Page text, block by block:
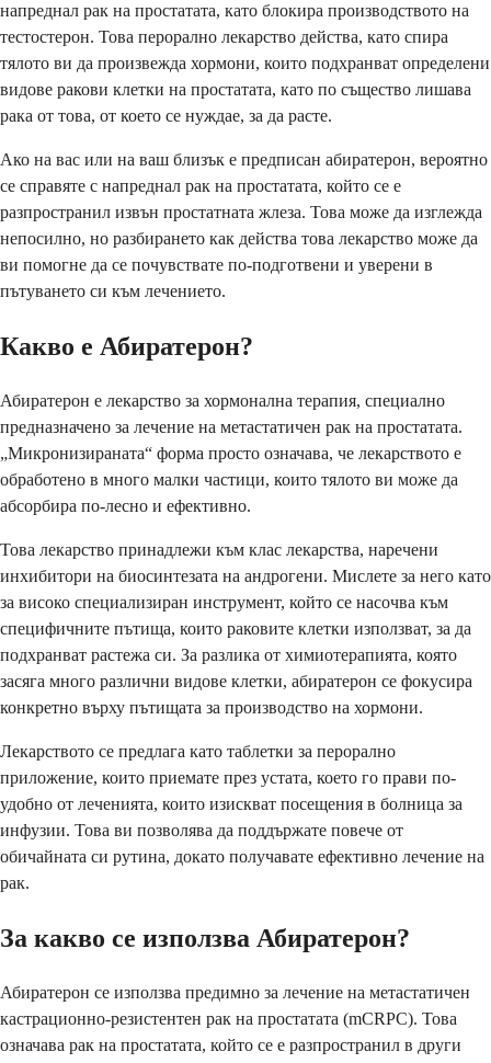
напреднал рак на простатата, като блокира производството на
тестостерон. Това перорално лекарство действа, като спира
тялото ви да произвежда хормони, които подхранват определени
видове ракови клетки на простатата, като по същество лишава
рака от това, от което се нуждае, за да расте.
Ако на вас или на ваш близък е предписан абиратерон, вероятно
се справяте с напреднал рак на простатата, който се е
разпространил извън простатната жлеза. Това може да изглежда
непосилно, но разбирането как действа това лекарство може да
ви помогне да се почувствате по-подготвени и уверени в
пътуването си към лечението.
Какво е Абиратерон?
Абиратерон е лекарство за хормонална терапия, специално
предназначено за лечение на метастатичен рак на простатата.
„Микронизираната“ форма просто означава, че лекарството е
обработено в много малки частици, които тялото ви може да
абсорбира по-лесно и ефективно.
Това лекарство принадлежи към клас лекарства, наречени
инхибитори на биосинтезата на андрогени. Мислете за него като
за високо специализиран инструмент, който се насочва към
специфичните пътища, които раковите клетки използват, за да
подхранват растежа си. За разлика от химиотерапията, която
засяга много различни видове клетки, абиратерон се фокусира
конкретно върху пътищата за производство на хормони.
Лекарството се предлага като таблетки за перорално
приложение, които приемате през устата, което го прави по-
удобно от леченията, които изискват посещения в болница за
инфузии. Това ви позволява да поддържате повече от
обичайната си рутина, докато получавате ефективно лечение на
рак.
За какво се използва Абиратерон?
Абиратерон се използва предимно за лечение на метастатичен
кастрационно-резистентен рак на простатата (mCRPC). Това
означава рак на простатата, който се е разпространил в други